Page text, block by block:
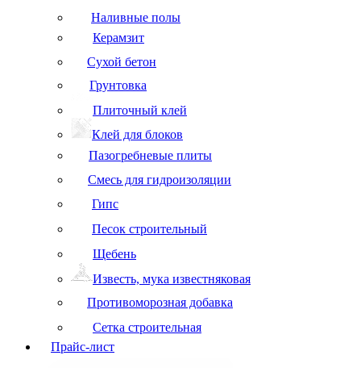
Наливные полы
Керамзит
Сухой бетон
Грунтовка
Плиточный клей
Клей для блоков
Пазогребневые плиты
Смесь для гидроизоляции
Гипс
Песок строительный
Щебень
Известь, мука известняковая
Противоморозная добавка
Сетка строительная
Прайс-лист